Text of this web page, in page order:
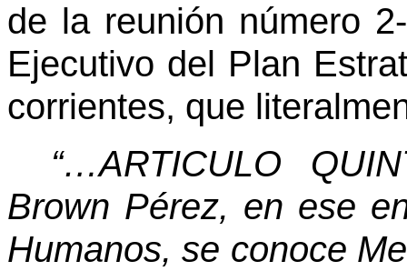
de la reunión número
Ejecutivo del Plan
corrientes, que
“…ARTICULO
Brown Pérez, en ese
Humanos, se conoce